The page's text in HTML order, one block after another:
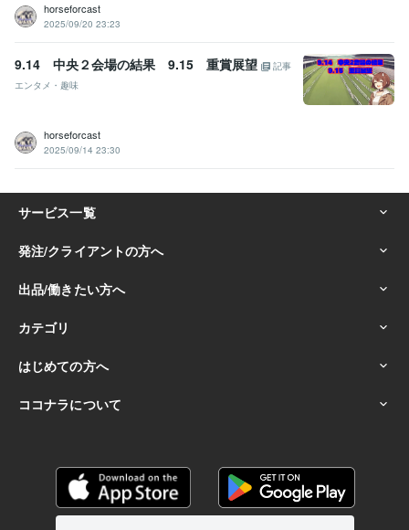
horseforcast
2025/09/20 23:23
9.14 中央２会場の結果 9.15 重賞展望
記事
エンタメ・趣味
horseforcast
2025/09/14 23:30